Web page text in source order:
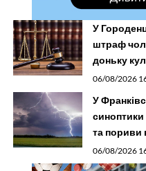
У
штраф
доньку
06/08/2026
У
синоптики
та пориви
06/08/2026